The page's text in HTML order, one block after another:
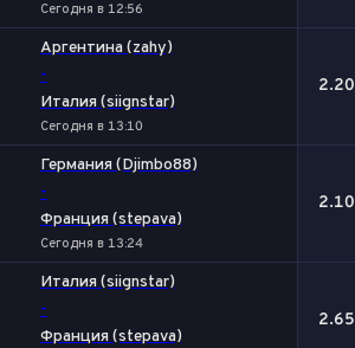
Сегодня в 12:56
Аргентина (zahy)
-
Италия (siignstar)
Сегодня в 13:10
2.20
Германия (Djimbo88)
-
Франция (stepava)
Сегодня в 13:24
2.10
Италия (siignstar)
-
Франция (stepava)
2.65